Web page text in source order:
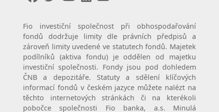
Fio investiční společnost při obhospodařování
fondů dodržuje limity dle právních předpisů a
zároveň limity uvedené ve statutech fondů. Majetek
podílníků (aktiva fondu) je oddělen od majetku
investiční společnosti. Fondy jsou pod dohledem
ČNB a depozitáře. Statuty a sdělení klíčových
informací fondů v českém jazyce můžete nalézt na
těchto internetových stránkách či na kterékoli
pobočce společnosti Fio banka, a.s. Minulá